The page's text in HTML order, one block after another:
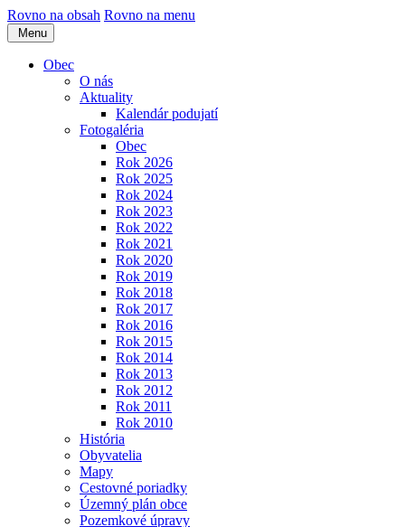
Rovno na obsah Rovno na menu
Menu
Obec
O nás
Aktuality
Kalendár podujatí
Fotogaléria
Obec
Rok 2026
Rok 2025
Rok 2024
Rok 2023
Rok 2022
Rok 2021
Rok 2020
Rok 2019
Rok 2018
Rok 2017
Rok 2016
Rok 2015
Rok 2014
Rok 2013
Rok 2012
Rok 2011
Rok 2010
História
Obyvatelia
Mapy
Cestovné poriadky
Územný plán obce
Pozemkové úpravy